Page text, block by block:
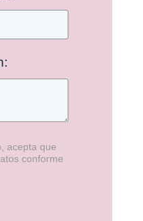
acepta que
conforme